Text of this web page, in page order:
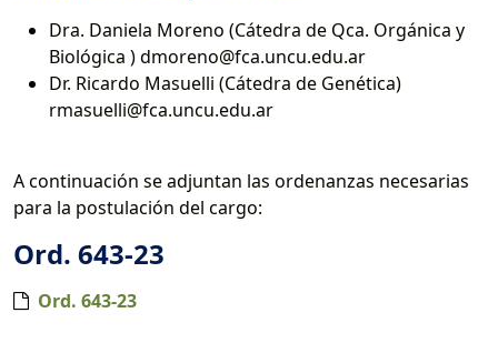
Dra. Daniela Moreno (Cátedra de Qca. Orgánica y
Biológica ) dmoreno@fca.uncu.edu.ar
Dr. Ricardo Masuelli (Cátedra de Genética)
rmasuelli@fca.uncu.edu.ar
A continuación se adjuntan las ordenanzas necesarias
para la postulación del cargo:
Ord. 643-23
Ord. 643-23